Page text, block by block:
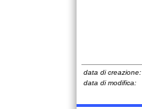
data di creazione:
data di modifica: